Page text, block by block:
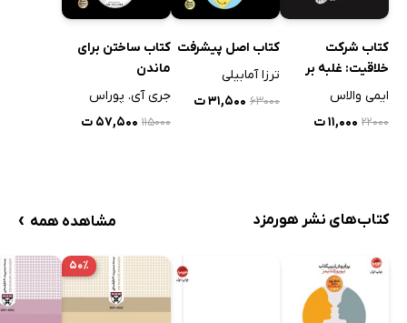
کتاب شرکت
خلاقیت: غلبه بر
نیروهای غیر
راه الهام ‌بخشی قرار
ایمی والاس
۲۲۰۰۰ ۱۱,۰۰۰ ت
کتاب اصل پیشرفت
ترزا آمابیلی
۶۳۰۰۰ ۳۱,۵۰۰ ت
کتاب ساختن برای
ماندن
جری آی. پوراس
۱۱۵۰۰۰ ۵۷,۵۰۰ ت
کتاب‌های نشر هورمزد مشاهده همه ›
۵۰٪